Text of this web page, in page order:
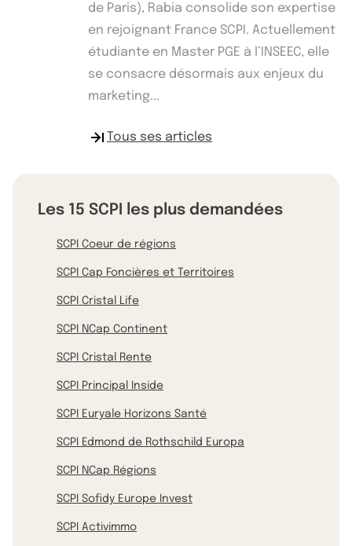
de Paris), Rabia consolide son expertise
en rejoignant France SCPI. Actuellement
étudiante en Master PGE à l’INSEEC, elle
se consacre désormais aux enjeux du
marketing...
Tous ses articles
Les 15 SCPI les plus demandées
SCPI Coeur de régions
SCPI Cap Foncières et Territoires
SCPI Cristal Life
SCPI NCap Continent
SCPI Cristal Rente
SCPI Principal Inside
SCPI Euryale Horizons Santé
SCPI Edmond de Rothschild Europa
SCPI NCap Régions
SCPI Sofidy Europe Invest
SCPI Activimmo